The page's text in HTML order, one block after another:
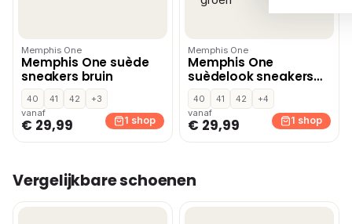
Memphis One
Memphis One suède
sneakers bruin
40 41 42
+3
vanaf
€ 29,99 1 shop
Memphis One
Memphis One
suèdelook sneakers
groen
40 41 42
+4
vanaf
€ 29,99 1 shop
Vergelijkbare schoenen